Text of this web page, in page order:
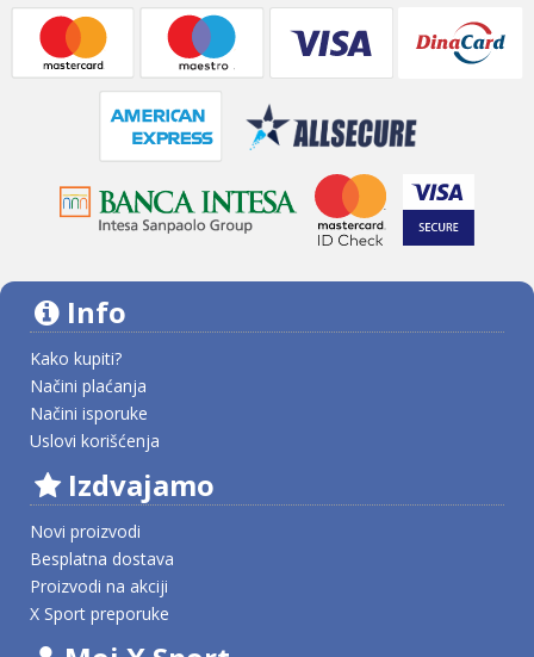
Info
Kako kupiti?
Načini plaćanja
Načini isporuke
Uslovi korišćenja
Izdvajamo
Novi proizvodi
Besplatna dostava
Proizvodi na akciji
X Sport preporuke